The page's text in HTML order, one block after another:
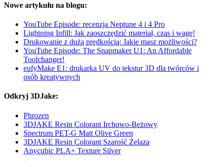
Nowe artykułu na blogu:
YouTube Episode: recenzja Neptune 4 i 4 Pro
Lightning Infill: Jak zaoszczędzić materiał, czas i wagę!
Drukowanie z dużą prędkością: Jakie masz możliwości?
YouTube Episode: The Snapmaker U1: An Affordable
Toolchanger!
eufyMake E1: drukarka UV do tekstur 3D dla twórców i
osób kreatywnych
Odkryj 3DJake:
Phrozen
3DJAKE Resin Colorant Irchowo-Beżowy
Spectrum PET-G Matt Olive Green
3DJAKE Resin Colorant Szarość Żelaza
Anycubic PLA+ Texture Silver